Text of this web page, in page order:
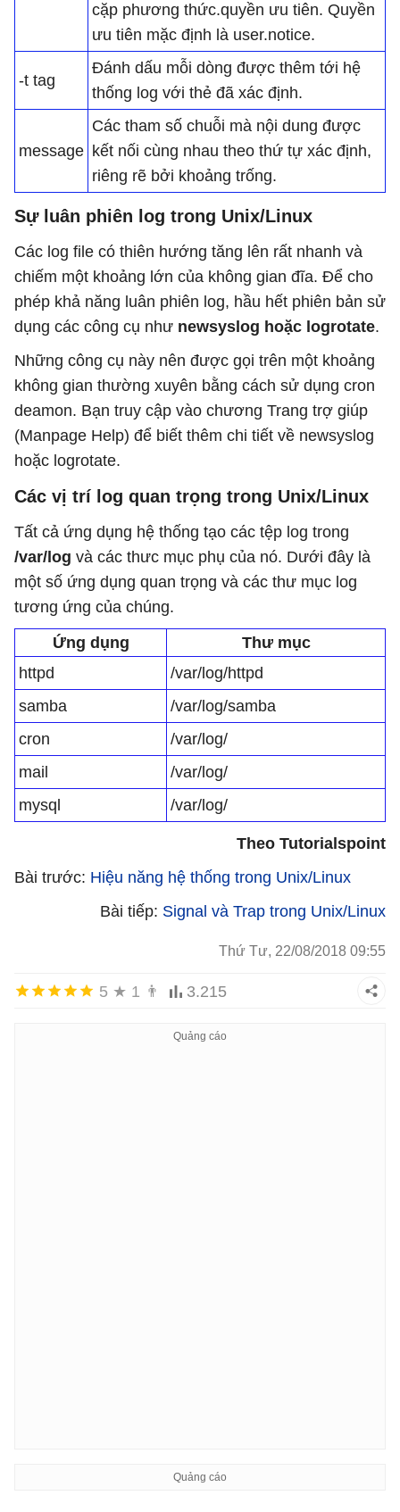
cặp phương thức.quyền ưu tiên. Quyền
ưu tiên mặc định là user.notice.
-t tag
Đánh dấu mỗi dòng được thêm tới hệ
thống log với thẻ đã xác định.
message
Các tham số chuỗi mà nội dung được
kết nối cùng nhau theo thứ tự xác định,
riêng rẽ bởi khoảng trống.
Sự luân phiên log trong Unix/Linux
Các log file có thiên hướng tăng lên rất nhanh và
chiếm một khoảng lớn của không gian đĩa. Để cho
phép khả năng luân phiên log, hầu hết phiên bản sử
dụng các công cụ như newsyslog hoặc logrotate.
Những công cụ này nên được gọi trên một khoảng
không gian thường xuyên bằng cách sử dụng cron
deamon. Bạn truy cập vào chương Trang trợ giúp
(Manpage Help) để biết thêm chi tiết về newsyslog
hoặc logrotate.
Các vị trí log quan trọng trong Unix/Linux
Tất cả ứng dụng hệ thống tạo các tệp log trong
/var/log và các thưc mục phụ của nó. Dưới đây là
một số ứng dụng quan trọng và các thư mục log
tương ứng của chúng.
Ứng dụng
Thư mục
httpd
/var/log/httpd
samba
/var/log/samba
cron
/var/log/
mail
/var/log/
mysql
/var/log/
Theo Tutorialspoint
Bài trước: Hiệu năng hệ thống trong Unix/Linux
Bài tiếp: Signal và Trap trong Unix/Linux
Thứ Tư, 22/08/2018 09:55
5 ★ 1 👨 3.215